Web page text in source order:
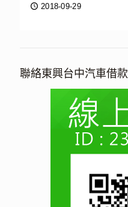
2018-09-29
聯絡東興台中汽車借款